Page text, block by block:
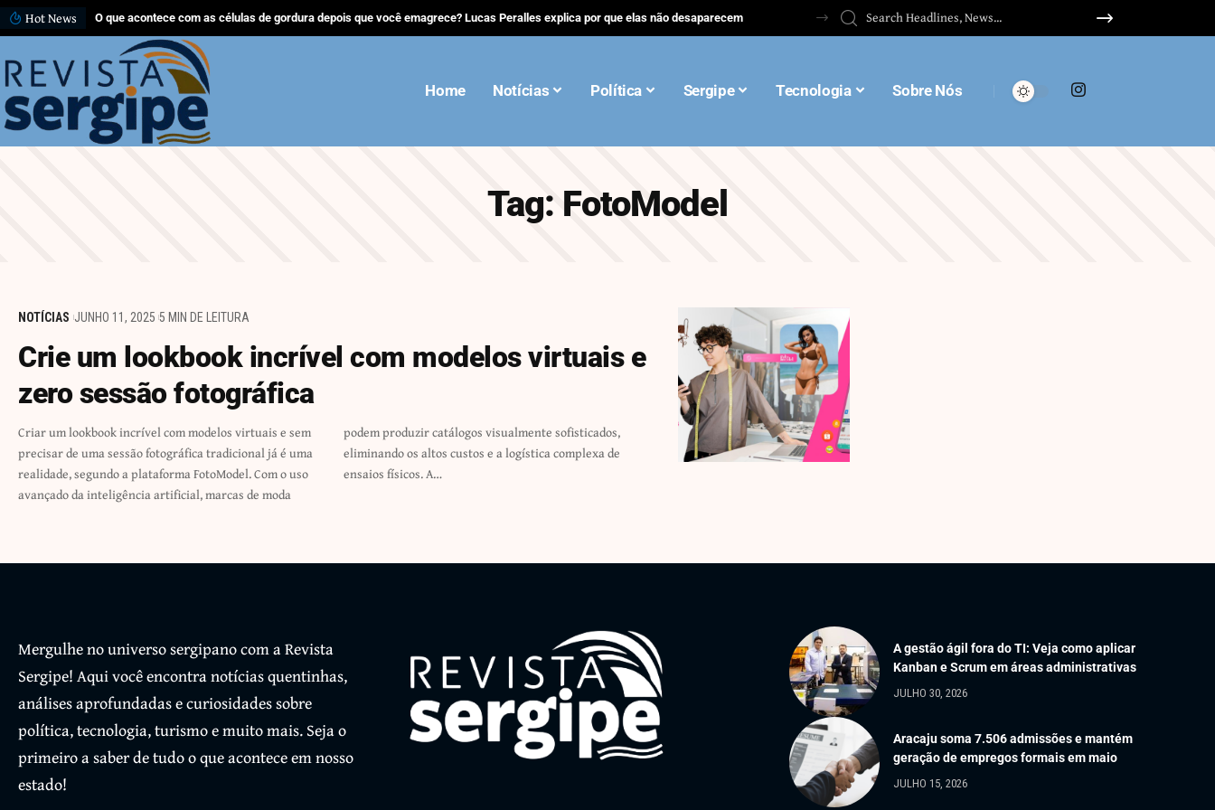
Hot News O que acontece com as células de gordura depois que você emagrece? Lucas Peralles explica por que elas não desaparecem
Home Notícias Política Sergipe Tecnologia Sobre Nós
Tag: FotoModel
NOTÍCIAS JUNHO 11, 2025 5 MIN DE LEITURA
Crie um lookbook incrível com modelos virtuais e
zero sessão fotográfica
Criar um lookbook incrível com modelos virtuais e sem
precisar de uma sessão fotográfica tradicional já é uma
realidade, segundo a plataforma FotoModel. Com o uso
avançado da inteligência artificial, marcas de moda
podem produzir catálogos visualmente sofisticados,
eliminando os altos custos e a logística complexa de
ensaios físicos. A…
Mergulhe no universo sergipano com a Revista
Sergipe! Aqui você encontra notícias quentinhas,
análises aprofundadas e curiosidades sobre
política, tecnologia, turismo e muito mais. Seja o
primeiro a saber de tudo o que acontece em nosso
estado!
A gestão ágil fora do TI: Veja como aplicar
Kanban e Scrum em áreas administrativas
JULHO 30, 2026
Aracaju soma 7.506 admissões e mantém
geração de empregos formais em maio
JULHO 15, 2026